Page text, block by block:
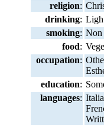
religion:
drinking:
smoking: Non
food:
occupation:
education:
languages: